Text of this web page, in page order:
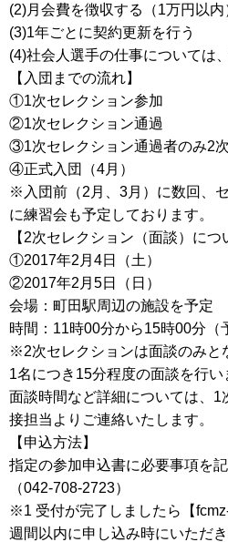
(2)月会費を徴収する（1万円以内
(3)1年ごとに契約更新を行う
(4)社会人選手の仕事については
【入団までの流れ】
①1次セレクション参加
②1次セレクション通過
③1次セレクション通過者のみ2
④正式入団（4月）
※入団前（2月、3月）に数回、
に練習会も予定しております。
【2次セレクション（面談）につ
①2017年2月4日（土）
②2017年2月5日（日）
会場：町田駅周辺の施設を予定
時間：11時00分から15時00分（
※2次セレクションは面談のみと
1名につき15分程度の面談を行い
面談時間など詳細については、1
接担当よりご連絡いたします。
【申込方法】
指定の参加申込書に必要事項を
（042-708-2723）
※1 受付が完了しましたら【
週間以内に申し込み時にいただ